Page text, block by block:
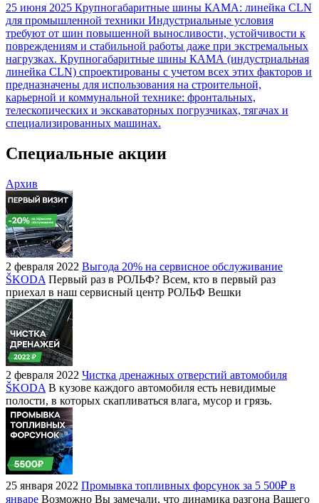
25 июня 2025 Крупногабаритные шины КАМА: линейка CLN
для промышленной техники Индустриальные условия
требуют от шин повышенной выносливости, устойчивости к
повреждениям и стабильной работы даже при экстремальных
нагрузках. Крупногабаритные шины КАМА (индустриальная
линейка CLN) спроектированы с учетом всех этих факторов и
предназначены для использования на строительной,
карьерной и коммунальной технике: фронтальных,
телескопических и экскаваторных погрузчиках, тягачах и
специализированных машинах.
Специальные акции
Архив
2 февраля 2022 Выгода 20% на сервисное обслуживание
ŠKODA Первый раз в РОЛЬФ? Всем, кто в первый раз
приехал в наш сервисный центр РОЛЬФ Вешки
2 февраля 2022 Чистка дренажных отверстий автомобиля
ŠKODA В кузове каждого автомобиля есть невидимые
полости, в которых скапливаться влага, мусор и грязь.
25 января 2022 Промывка топливных форсунок за 5 500₽ в
январе Возможно Вы замечали, что динамика разгона Вашего